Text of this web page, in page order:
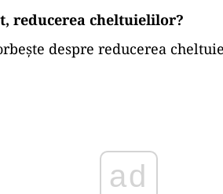
reducerea cheltuielilor?
despre reducerea
ad